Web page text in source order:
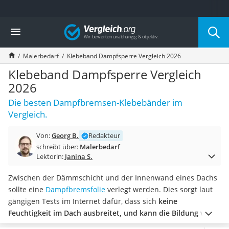
Die beliebtesten Vergleiche nach Kategorie
Baumarkt
Tresor feuerfest
Makita-Akku-Rasenmäher
Kappsäge
Smartes Türschloss
Akku-Rasentrimmer
Feuchtigkeitsmessgerät
Split-Klimaanlage 2 Innengeräte
Bohrmaschine
Tiefbrunnenpumpe
Hochdruckreiniger
Doppelschleifer
Überwachungskamera
Benzinrasenmäher mit Elektrostart
Akku-Laubsauger
Vergleich
Malerbedarf Klebeband Dampfsperre Vergleich 2026
Klebeband Dampfsperre Vergleich
2026
Die besten Dampfbremsen-Klebebänder im
Vergleich.
Von:Georg B.
Redakteur
schreibt über: Malerbedarf
Lektorin: Janina S.
Zwischen der Dämmschicht und der Innenwand eines Dachs
sollte eine Dampfbremsfolie verlegt werden. Dies sorgt laut
gängigen Tests im Internet dafür, dass sich keine
Feuchtigkeit im Dach ausbreitet, und kann die Bildung von
Schimmel verhindern.Um die Dampfbremsfolie zu verlegen,